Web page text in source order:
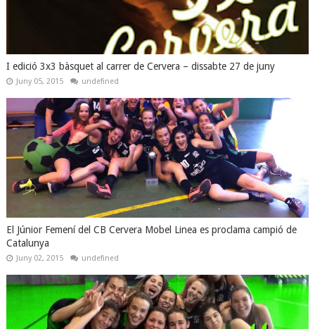
I edició 3x3 bàsquet al carrer de Cervera – dissabte 27 de juny
Juny 05, 2015 undefined
El Júnior Femení del CB Cervera Mobel Linea es proclama campió de
Catalunya
Juny 02, 2015 undefined